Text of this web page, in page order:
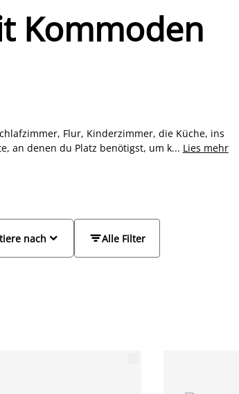
Kommoden
Flur, Kinderzimmer, die Küche, ins
an denen du Platz benötigst, um kleine und
... Lies mehr
Alle Filter

nach